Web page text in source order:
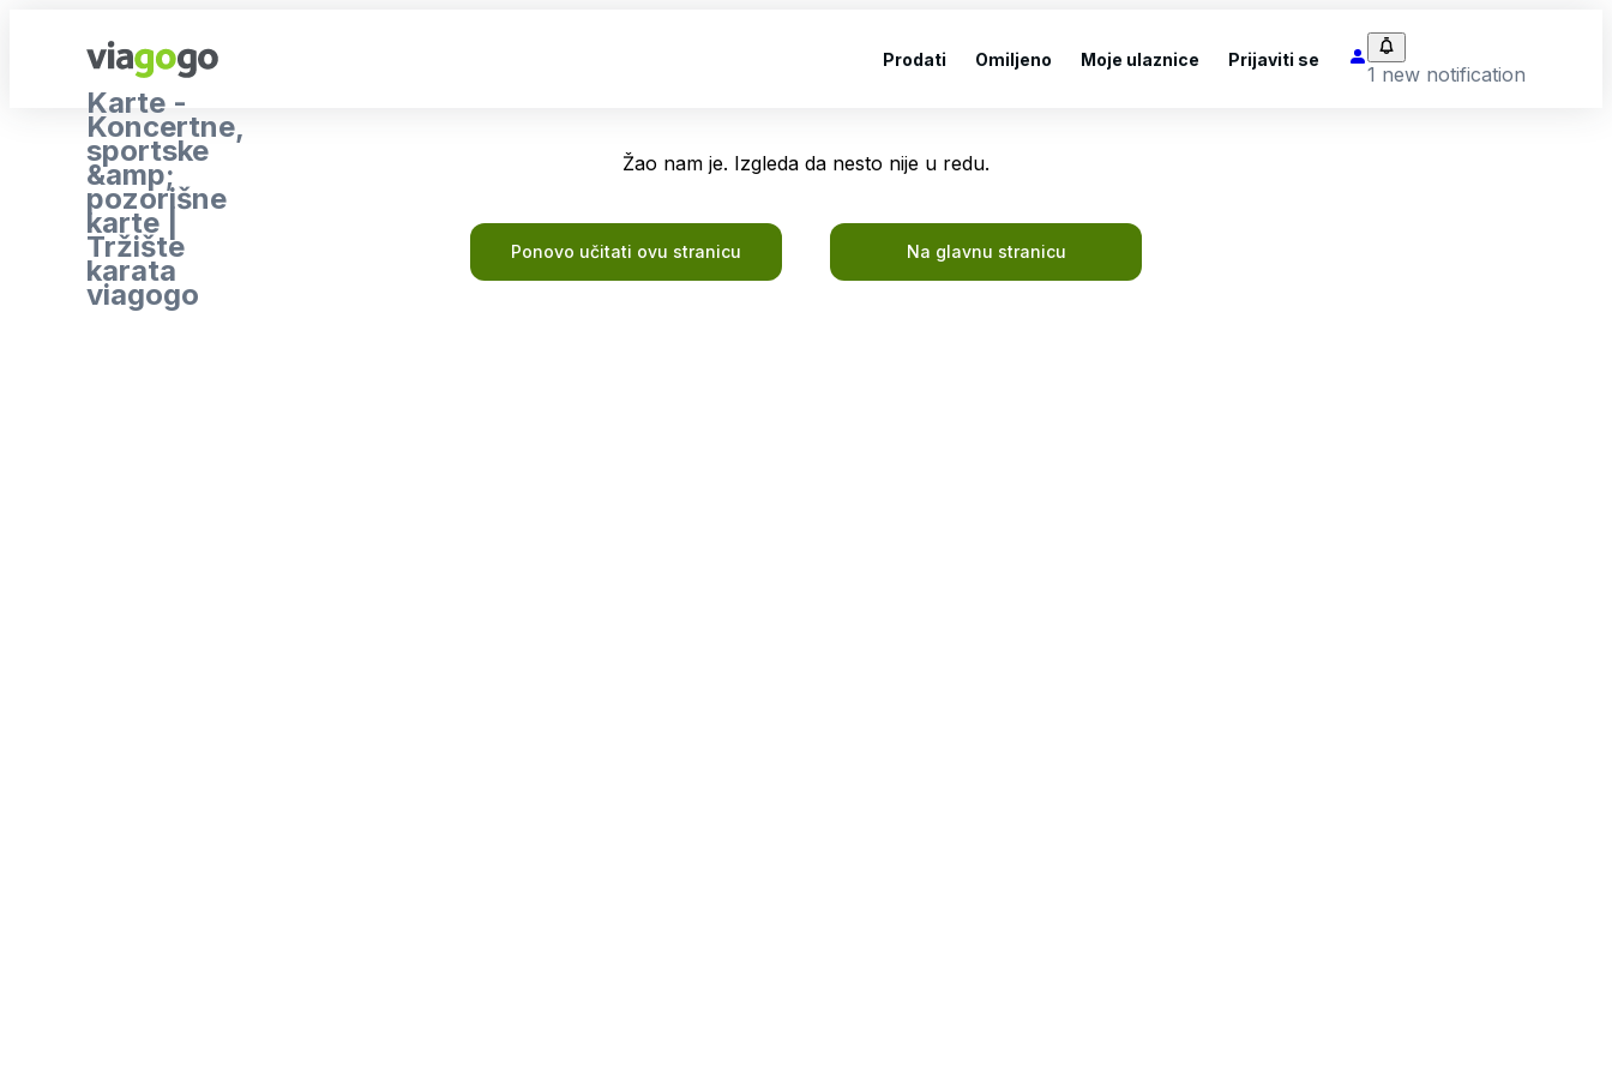
Karte -
Koncertne,
sportske
&amp;
pozorišne
karte |
Tržište
karata
viagogo
Prodati Omiljeno Moje ulaznice Prijaviti se
1 new notification
Žao nam je. Izgleda da nesto nije u redu.
Ponovo učitati ovu stranicu Na glavnu stranicu